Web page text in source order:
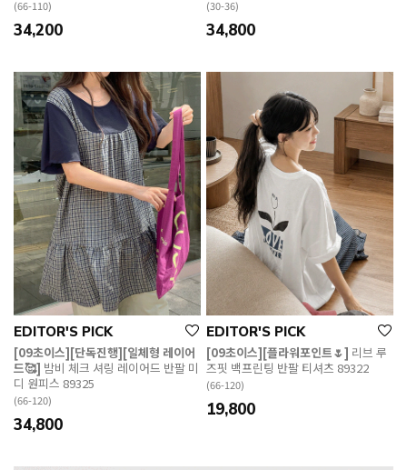
(66-110)
34,200
(30-36)
34,800
EDITOR'S PICK
[09초이스][단독진행][일체형 레이어
드🥰] 밤비 체크 셔링 레이어드 반팔 미
디 원피스 89325
(66-120)
34,800
EDITOR'S PICK
[09초이스][플라워포인트🌷] 리브 루
즈핏 백프린팅 반팔 티셔츠 89322
(66-120)
19,800